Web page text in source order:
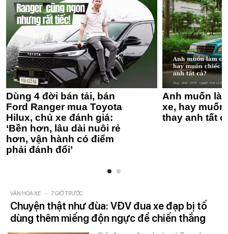
Dùng 4 đời bán tải, bán
Ford Ranger mua Toyota
Hilux, chủ xe đánh giá:
‘Bền hơn, lâu dài nuôi rẻ
hơn, vận hành có điểm
phải đánh đổi’
Anh muốn
xe, hay
thay anh tất
VĂN HÓA XE - 7 GIỜ TRƯỚC
Chuyện thật như đùa: VĐV đua xe đạp bị tố
dùng thêm miếng độn ngực để chiến thắng